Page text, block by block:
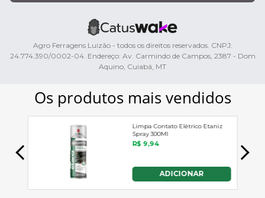
Agro Ferragens Luizão - todos os direitos reservados. CNPJ:
24.774.390/0002-04. Endereço: Av. Carmindo de Campos, 2387 - Dom
Aquino, Cuiabá, MT